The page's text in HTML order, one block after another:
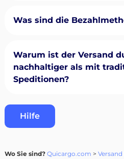
Was sind die
Warum ist der Versand
nachhaltiger als mit
Speditionen?
Hilfe
Wo Sie sind? Quicargo.com >